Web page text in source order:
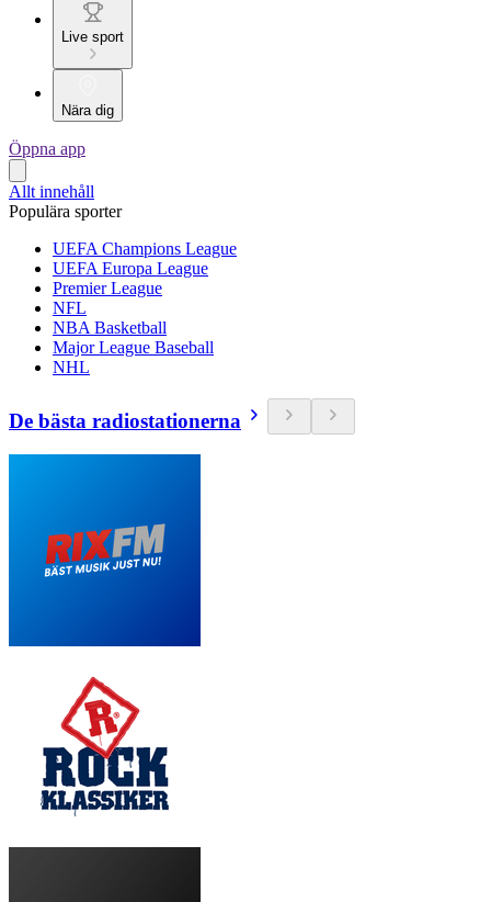
Live sport
Nära dig
Öppna app
Allt innehåll
Populära sporter
UEFA Champions League
UEFA Europa League
Premier League
NFL
NBA Basketball
Major League Baseball
NHL
De bästa radiostationerna